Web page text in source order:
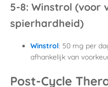
5-8: Winstrol (voor
spierhardheid)
Winstrol: 50 mg per
afhankelijk van
Post-Cycle